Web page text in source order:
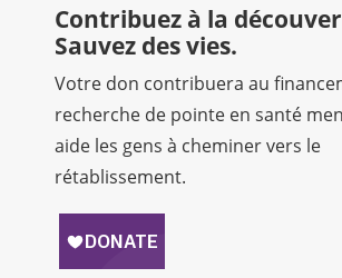
Contribuez à la
Sauvez des vies.
Votre don contribuera au
recherche de pointe en santé
aide les gens à cheminer vers le
rétablissement.